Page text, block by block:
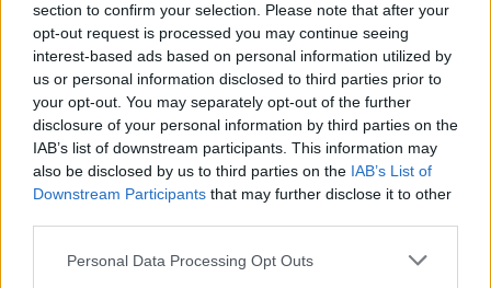
section to confirm your selection. Please note that after your
opt-out request is processed you may continue seeing
interest-based ads based on personal information utilized by
us or personal information disclosed to third parties prior to
your opt-out. You may separately opt-out of the further
disclosure of your personal information by third parties on the
IAB’s list of downstream participants. This information may
also be disclosed by us to third parties on the IAB’s List of
Downstream Participants that may further disclose it to other
Please note that this website/app uses one or more Google
Personal Data Processing Opt Outs
ταινία στην τηλεόραση ή να δεις την αγαπημένη
σου παράσταση.